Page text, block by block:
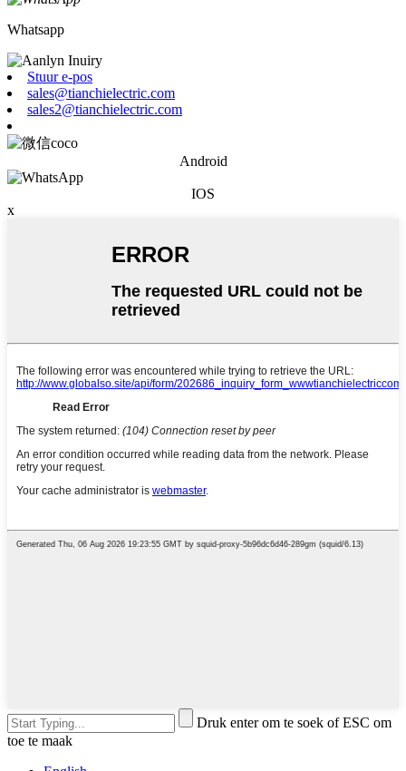
Whatsapp
Stuur e-pos
sales@tianchielectric.com
sales2@tianchielectric.com
Android
IOS
x
Druk enter om te soek of ESC om
toe te maak